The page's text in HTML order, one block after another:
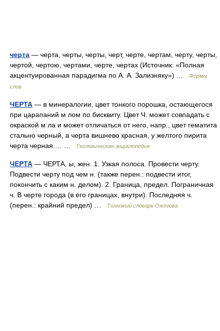
черта — черта, черты, черты, черт, черте, чертам, черту, черты,
чертой, чертою, чертами, черте, чертах (Источник: «Полная
акцентуированная парадигма по А. А. Зализняку») …
Формы
слов
ЧЕРТА — в минералогии, цвет тонкого порошка, остающегося
при царапаний м лом по бисквиту. Цвет Ч. может совпадать с
окраской м ла и может отличаться от него, напр., цвет гематита
стально черный, а черта вишнево красная, у желтого пирита
черта черная.… …
Геологическая энциклопедия
ЧЕРТА — ЧЕРТА, ы, жен. 1. Узкая полоса. Провести черту.
Подвести черту под чем н. (также перен.: подвести итог,
покончить с каким н. делом). 2. Граница, предел. Пограничная
ч. В черте города (в его границах, внутри). Последняя ч.
(перен.: крайний предел) …
Толковый словарь Ожегова